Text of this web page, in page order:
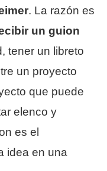
. La razón es
un guion
tener un libreto
un proyecto
que puede
elenco y
es el
idea en una